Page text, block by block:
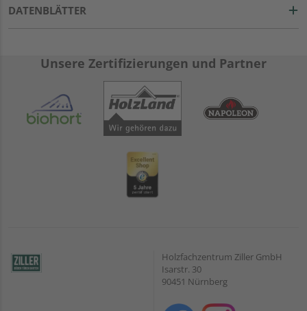
DATENBLÄTTER
Unsere Zertifizierungen und Partner
Holzfachzentrum Ziller GmbH
Isarstr. 30
90451 Nürnberg